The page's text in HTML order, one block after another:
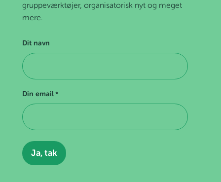
gruppeværktøjer, organisatorisk nyt og meget
mere.
Dit navn
Din email *